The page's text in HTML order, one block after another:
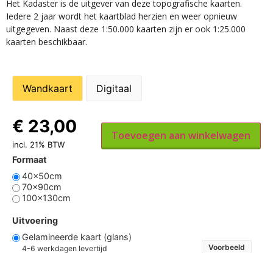
Het Kadaster is de uitgever van deze topografische kaarten.
Iedere 2 jaar wordt het kaartblad herzien en weer opnieuw
uitgegeven. Naast deze 1:50.000 kaarten zijn er ook 1:25.000
kaarten beschikbaar.
Wandkaart Digitaal
Formaat
40x50cm
70x90cm
100x130cm
Uitvoering
Gelamineerde kaart (glans)
4-6 werkdagen levertijd Voorbeeld
€ 23,00
incl. 21% BTW
Toevoegen aan winkelwagen